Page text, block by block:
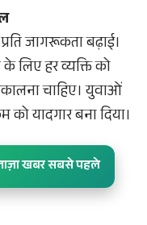
जागरूकता बढ़ाई।
लिए हर व्यक्ति को
चाहिए। युवाओं
यादगार बना दिया।
खबर सबसे पहले